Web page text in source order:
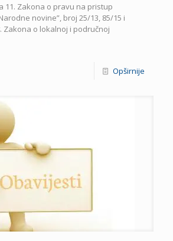
11. Zakona o pravu na pristup
novine”, broj 25/13, 85/15 i
Zakona o lokalnoj i područnoj
Opširnije